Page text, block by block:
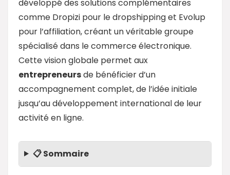
développé des solutions complémentaires
comme Dropizi pour le dropshipping et Evolup
pour l’affiliation, créant un véritable groupe
spécialisé dans le commerce électronique.
Cette vision globale permet aux
entrepreneursde bénéficier d’un
accompagnement complet, de l’idée initiale
jusqu’au développement international de leur
activité en ligne.
📋 Sommaire